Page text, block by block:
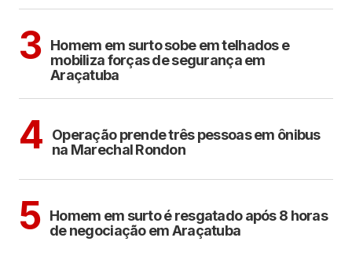
3 Homem em surto sobe em telhados e
mobiliza forças de segurança em
Araçatuba
4
Operação prende três pessoas em ônibus
na Marechal Rondon
5 Homem em surto é resgatado após 8 horas
de negociação em Araçatuba